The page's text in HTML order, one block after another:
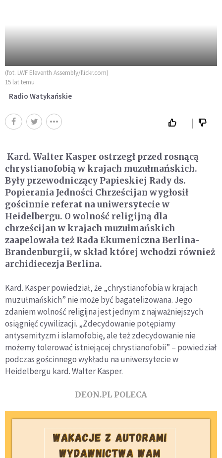
(fot. LWF Eleventh Assembly/flickr.com)
15 lat temu
Radio Watykańskie
Kard. Walter Kasper ostrzegł przed rosnącą
chrystianofobią w krajach muzułmańskich.
Były przewodniczący Papieskiej Rady ds.
Popierania Jedności Chrześcijan wygłosił
gościnnie referat na uniwersytecie w
Heidelbergu. O wolność religijną dla
chrześcijan w krajach muzułmańskich
zaapelowała też Rada Ekumeniczna Berlina-
Brandenburgii, w skład której wchodzi również
archidiecezja Berlina.
Kard. Kasper powiedział, że „chrystianofobia w krajach
muzułmańskich” nie może być bagatelizowana. Jego
zdaniem wolność religijna jest jednym z najważniejszych
osiągnięć cywilizacji. „Zdecydowanie potępiamy
antysemityzm i islamofobię, ale też zdecydowanie nie
możemy tolerować istniejącej chrystianofobii” – powiedział
podczas gościnnego wykładu na uniwersytecie w
Heidelbergu kard. Walter Kasper.
DEON.PL POLECA